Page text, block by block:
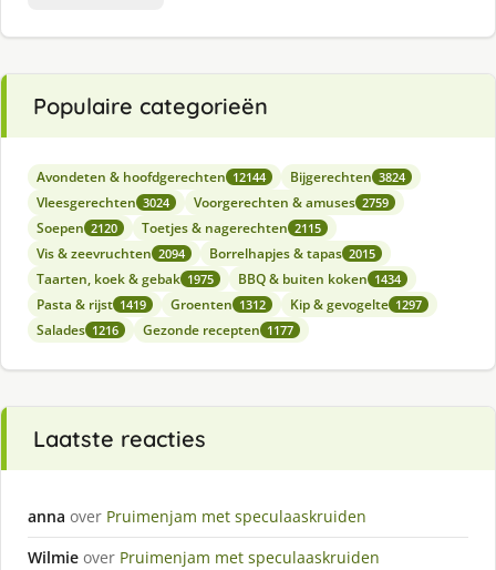
Populaire categorieën
Avondeten & hoofdgerechten 12144 Bijgerechten 3824
Vleesgerechten 3024 Voorgerechten & amuses 2759
Soepen 2120 Toetjes & nagerechten 2115
Vis & zeevruchten 2094 Borrelhapjes & tapas 2015
Taarten, koek & gebak 1975 BBQ & buiten koken 1434
Pasta & rijst 1419 Groenten 1312 Kip & gevogelte 1297
Salades 1216 Gezonde recepten 1177
Laatste reacties
anna over Pruimenjam met speculaaskruiden
Wilmie over Pruimenjam met speculaaskruiden